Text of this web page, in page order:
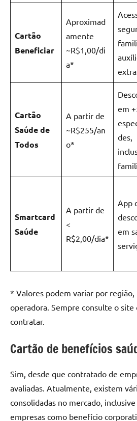
Cartão
Beneficiar
Aproximad
amente
~R$1,00/di
a*
Cartão
Saúde de
Todos
A partir de
~R$255/an
o*
em
des,
Smartcard
Saúde
A partir de
<
R$2,00/dia*
App
em
* Valores podem variar por região,
operadora. Sempre consulte o site
contratar.
Cartão de benefícios
Sim, desde que contratado de
avaliadas. Atualmente, existem
consolidadas no mercado,
empresas como benefício